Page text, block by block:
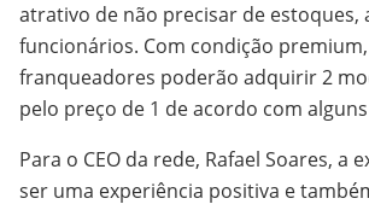
atrativo de não precisar de estoques,
funcionários. Com condição
franqueadores poderão adquirir 2
pelo preço de 1 de acordo com
Para o CEO da rede, Rafael Soares, a
ser uma experiência positiva e